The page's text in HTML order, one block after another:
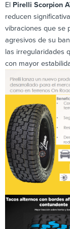
El Pirelli Scorpion
reducen
vibraciones que se
agresivos de su
las irregularidades
con mayor